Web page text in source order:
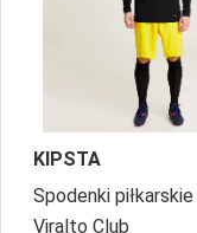
KIPSTA
Spodenki
Viralto Club